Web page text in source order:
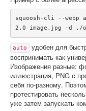
squoosh-cli --
2.0 image.jpg -d ./
auto
удобен для
воспринимать как
Изображения разные:
иллюстрация, PNG с
себя по-разному.
протестировать
уже затем запускать